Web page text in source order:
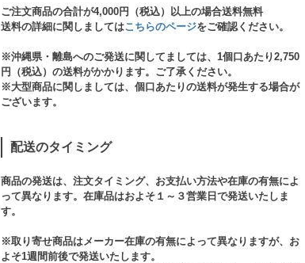
ご注文商品の合計が4,000円（税込）以上の場合送料無料
送料の詳細に関しましてはこちらのページをご確認ください。​
※沖縄県・離島へのご発送に関してましては、1個口あたり2,750
円（税込）の送料がかかります。ご了承ください。
※大型商品に関しましては、個口あたりの送料が発生する場合が
ございます。​
配送のタイミング
商品の発送は、注文タイミング、お支払い方法や在庫の有無によ
って異なります。在庫品はおよそ１～３営業日で発送いたしま
す。​
※取り寄せ商品はメーカー在庫の有無によって異なりますが、お
よそ1週間前後で発送いたします。